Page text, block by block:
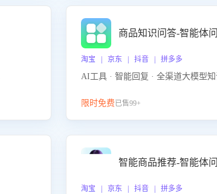
商品知识问答-智能体
淘宝 | 京东 | 抖音 | 拼多多
AI工具 · 智能回复 · 全渠道大模型
限时免费已售99+
智能商品推荐-智能体
淘宝 | 京东 | 抖音 | 拼多多